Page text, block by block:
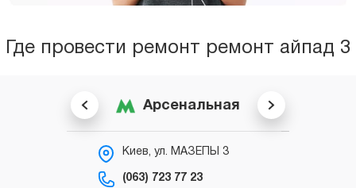
Где провести ремонт ремонт айпад 3
Арсенальная
Киев, ул. МАЗЕПЫ 3
(063) 723 77 23